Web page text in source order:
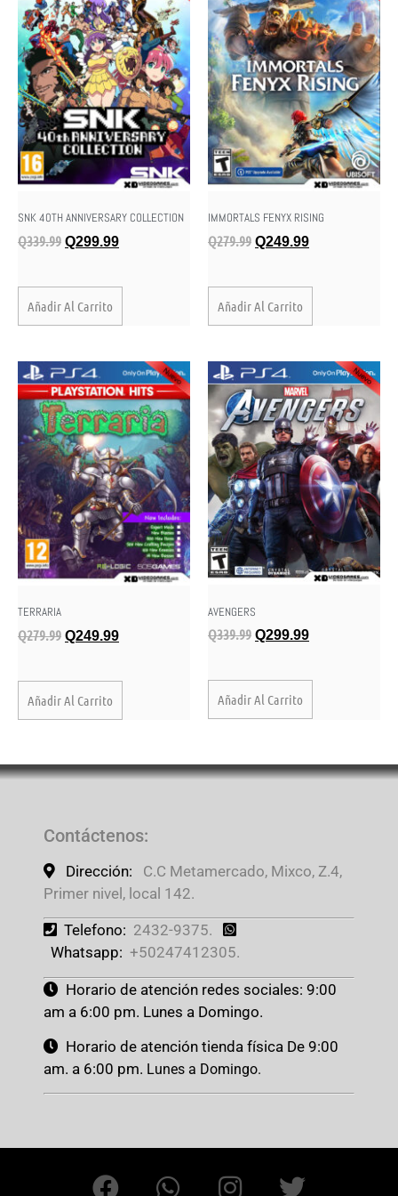
SNK 40TH ANNIVERSARY COLLECTION
Q339.99 Q299.99
Añadir Al Carrito
IMMORTALS FENYX RISING
Q279.99 Q249.99
Añadir Al Carrito
TERRARIA
Q279.99 Q249.99
Añadir Al Carrito
AVENGERS
Q339.99 Q299.99
Añadir Al Carrito
Contáctenos:
Dirección:
C.C Metamercado, Mixco, Z.4,
Primer nivel, local 142.
Telefono: 2432-9375.
Whatsapp: +50247412305.
Horario de atención redes sociales: 9:00
am a 6:00 pm. Lunes a Domingo.
Horario de atención tienda física De 9:00
am. a 6:00 pm. Lunes a Domingo.